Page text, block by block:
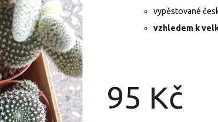
95 Kč
vypěstované
vzhledem k